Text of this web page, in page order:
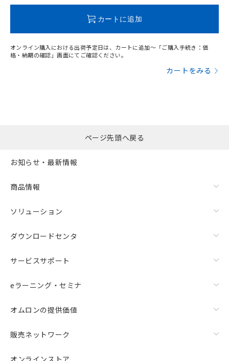
カートに追加
オンライン購入における出荷予定日は、カートに追加～「ご購入手続き：価
格・納期の確認」画面にてご確認ください。
カートをみる
ページ先頭へ戻る
お知らせ・最新情報
商品情報
ソリューション
ダウンロードセンタ
サービスサポート
eラーニング・セミナ
オムロンの提供価値
販売ネットワーク
オンラインストア